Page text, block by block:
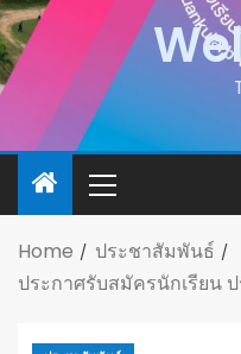
Home
ประชาสัมพันธ์
ประกาศรับสมัครนักเรียน